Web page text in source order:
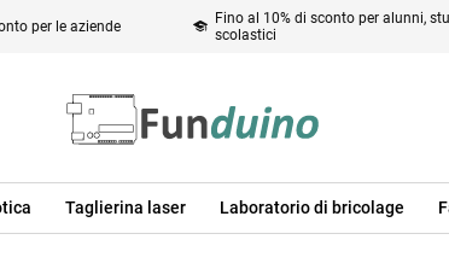
per le aziende
Fino al 10% di sconto per alunni,
scolastici
Taglierina laser Laboratorio di bricolage